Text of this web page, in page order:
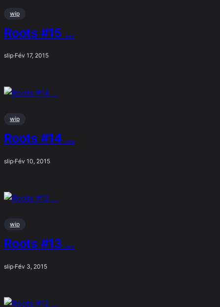
wip
Roots #15 …
slip·Fév 17, 2015
wip
Roots #14 …
slip·Fév 10, 2015
wip
Roots #13 …
slip·Fév 3, 2015